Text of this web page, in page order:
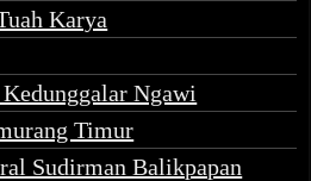
Karya
Ngawi
Timur
Sudirman Balikpapan